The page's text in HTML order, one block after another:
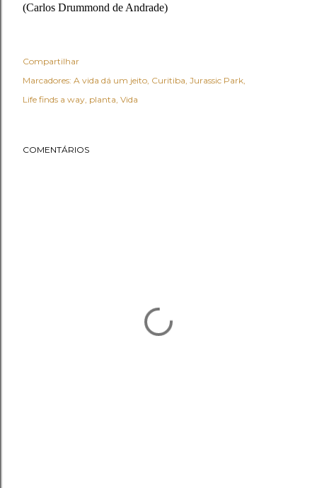
(Carlos Drummond de Andrade)
Compartilhar
Marcadores: A vida dá um jeito Curitiba Jurassic Park
Life finds a way planta Vida
COMENTÁRIOS